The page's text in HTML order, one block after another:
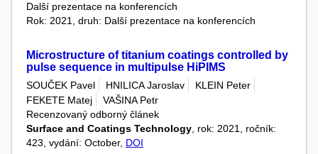
Další prezentace na konferencích
Rok: 2021, druh: Další prezentace na konferencích
Microstructure of titanium coatings controlled by
pulse sequence in multipulse HiPIMS
SOUČEK Pavel HNILICA Jaroslav
KLEIN Peter
FEKETE Matej
VAŠINA Petr
Recenzovaný odborný článek
Surface and Coatings Technology , rok: 2021, ročník:
423, vydání: October, DOI